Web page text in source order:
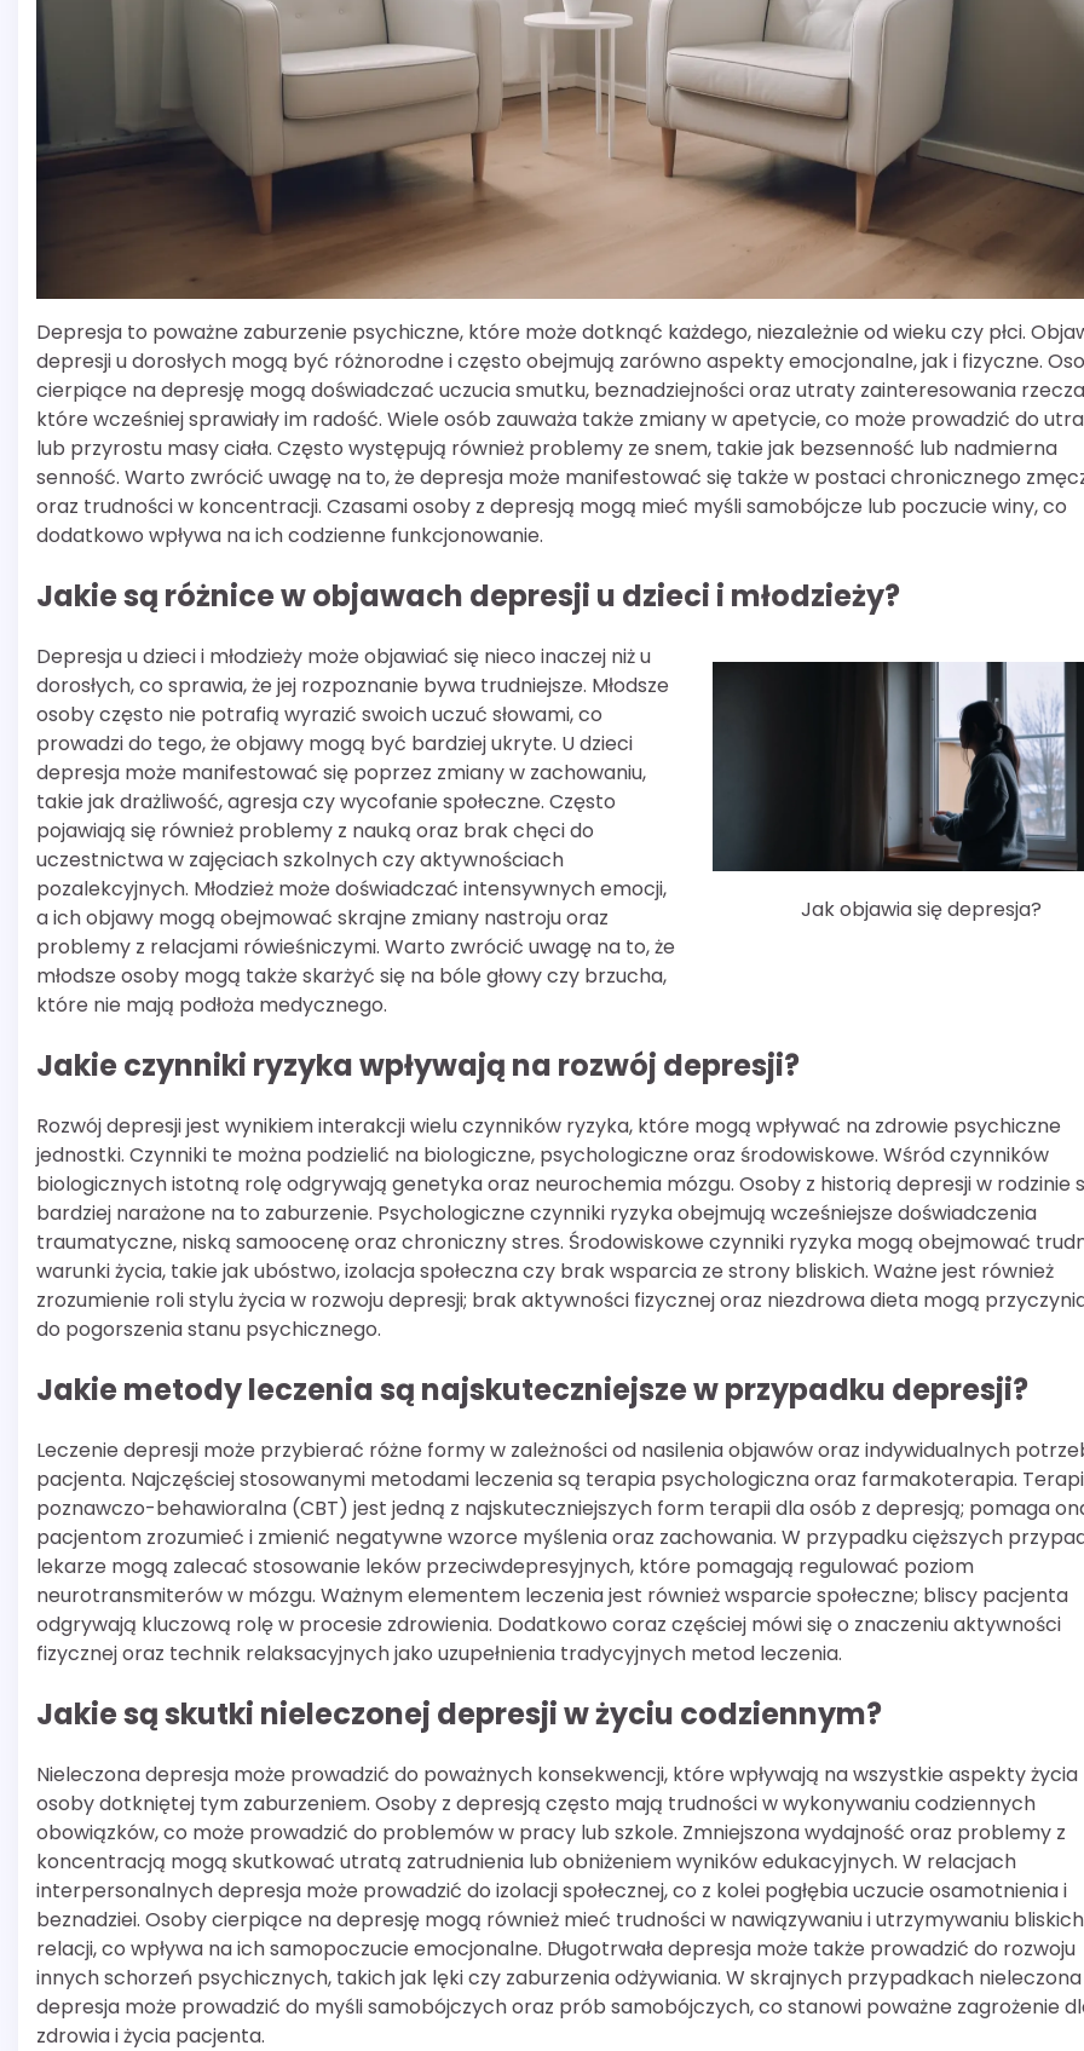
Depresja to poważne zaburzenie psychiczne, które może dotknąć każdego, niezależnie od wieku czy płci.
depresji u dorosłych mogą być różnorodne i często obejmują zarówno aspekty emocjonalne, jak i fizyczne.
cierpiące na depresję mogą doświadczać uczucia smutku, beznadziejności oraz utraty zainteresowania
które wcześniej sprawiały im radość. Wiele osób zauważa także zmiany w apetycie, co może prowadzić do
lub przyrostu masy ciała. Często występują również problemy ze snem, takie jak bezsenność lub nadmierna
senność. Warto zwrócić uwagę na to, że depresja może manifestować się także w postaci chronicznego
oraz trudności w koncentracji. Czasami osoby z depresją mogą mieć myśli samobójcze lub poczucie winy, co
dodatkowo wpływa na ich codzienne funkcjonowanie.
Jakie są różnice w objawach depresji u dzieci i młodzieży?
Jak objawia się depresja?
Depresja u dzieci i młodzieży może objawiać się nieco inaczej niż u
dorosłych, co sprawia, że jej rozpoznanie bywa trudniejsze. Młodsze
osoby często nie potrafią wyrazić swoich uczuć słowami, co
prowadzi do tego, że objawy mogą być bardziej ukryte. U dzieci
depresja może manifestować się poprzez zmiany w zachowaniu,
takie jak drażliwość, agresja czy wycofanie społeczne. Często
pojawiają się również problemy z nauką oraz brak chęci do
uczestnictwa w zajęciach szkolnych czy aktywnościach
pozalekcyjnych. Młodzież może doświadczać intensywnych emocji,
a ich objawy mogą obejmować skrajne zmiany nastroju oraz
problemy z relacjami rówieśniczymi. Warto zwrócić uwagę na to, że
młodsze osoby mogą także skarżyć się na bóle głowy czy brzucha,
które nie mają podłoża medycznego.
Jakie czynniki ryzyka wpływają na rozwój depresji?
Rozwój depresji jest wynikiem interakcji wielu czynników ryzyka, które mogą wpływać na zdrowie psychiczne
jednostki. Czynniki te można podzielić na biologiczne, psychologiczne oraz środowiskowe. Wśród czynników
biologicznych istotną rolę odgrywają genetyka oraz neurochemia mózgu. Osoby z historią depresji w rodzinie
bardziej narażone na to zaburzenie. Psychologiczne czynniki ryzyka obejmują wcześniejsze doświadczenia
traumatyczne, niską samoocenę oraz chroniczny stres. Środowiskowe czynniki ryzyka mogą obejmować
warunki życia, takie jak ubóstwo, izolacja społeczna czy brak wsparcia ze strony bliskich. Ważne jest również
zrozumienie roli stylu życia w rozwoju depresji; brak aktywności fizycznej oraz niezdrowa dieta mogą
do pogorszenia stanu psychicznego.
Jakie metody leczenia są najskuteczniejsze w przypadku depresji?
Leczenie depresji może przybierać różne formy w zależności od nasilenia objawów oraz indywidualnych
pacjenta. Najczęściej stosowanymi metodami leczenia są terapia psychologiczna oraz farmakoterapia.
poznawczo-behawioralna (CBT) jest jedną z najskuteczniejszych form terapii dla osób z depresją; pomaga
pacjentom zrozumieć i zmienić negatywne wzorce myślenia oraz zachowania. W przypadku cięższych
lekarze mogą zalecać stosowanie leków przeciwdepresyjnych, które pomagają regulować poziom
neurotransmiterów w mózgu. Ważnym elementem leczenia jest również wsparcie społeczne; bliscy pacjenta
odgrywają kluczową rolę w procesie zdrowienia. Dodatkowo coraz częściej mówi się o znaczeniu aktywności
fizycznej oraz technik relaksacyjnych jako uzupełnienia tradycyjnych metod leczenia.
Jakie są skutki nieleczonej depresji w życiu codziennym?
Nieleczona depresja może prowadzić do poważnych konsekwencji, które wpływają na wszystkie aspekty życia
osoby dotkniętej tym zaburzeniem. Osoby z depresją często mają trudności w wykonywaniu codziennych
obowiązków, co może prowadzić do problemów w pracy lub szkole. Zmniejszona wydajność oraz problemy z
koncentracją mogą skutkować utratą zatrudnienia lub obniżeniem wyników edukacyjnych. W relacjach
interpersonalnych depresja może prowadzić do izolacji społecznej, co z kolei pogłębia uczucie osamotnienia i
beznadziei. Osoby cierpiące na depresję mogą również mieć trudności w nawiązywaniu i utrzymywaniu bliskich
relacji, co wpływa na ich samopoczucie emocjonalne. Długotrwała depresja może także prowadzić do rozwoju
innych schorzeń psychicznych, takich jak lęki czy zaburzenia odżywiania. W skrajnych przypadkach nieleczona
depresja może prowadzić do myśli samobójczych oraz prób samobójczych, co stanowi poważne zagrożenie
zdrowia i życia pacjenta.